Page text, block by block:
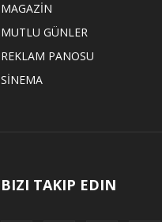
MAGAZİN
MUTLU GÜNLER
REKLAM PANOSU
SİNEMA
BIZI TAKIP EDIN